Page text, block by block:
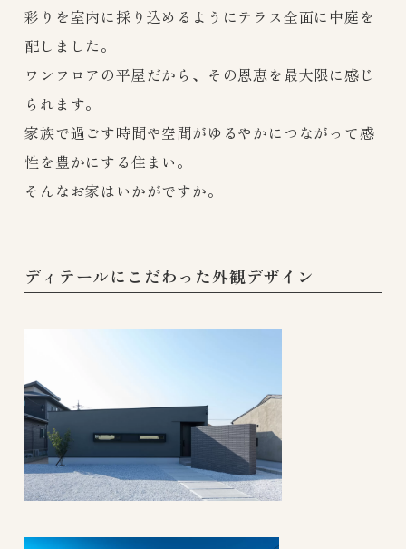
彩りを室内に採り込めるようにテラス全面に中庭を
配しました。
ワンフロアの平屋だから、その恩恵を最大限に感じ
られます。
家族で過ごす時間や空間がゆるやかにつながって感
性を豊かにする住まい。
そんなお家はいかがですか。
ディテールにこだわった外観デザイン